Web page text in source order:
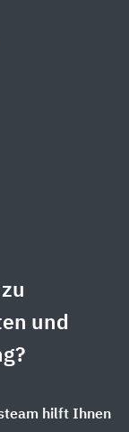
und
hilft Ihnen